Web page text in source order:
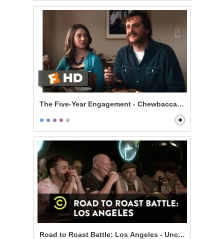
The Five-Year Engagement - Chewbacca's Cup
Road to Roast Battle: Los Angeles - Uncensored